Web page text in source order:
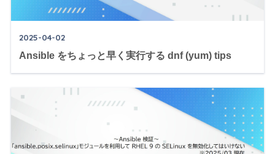
2025-04-02
Ansible をちょっと早く実行する dnf (yum) tips